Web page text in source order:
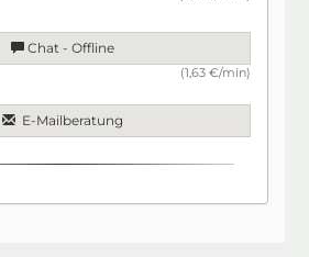
Chat - Offline
(1,63 €/min)
E-Mailberatung